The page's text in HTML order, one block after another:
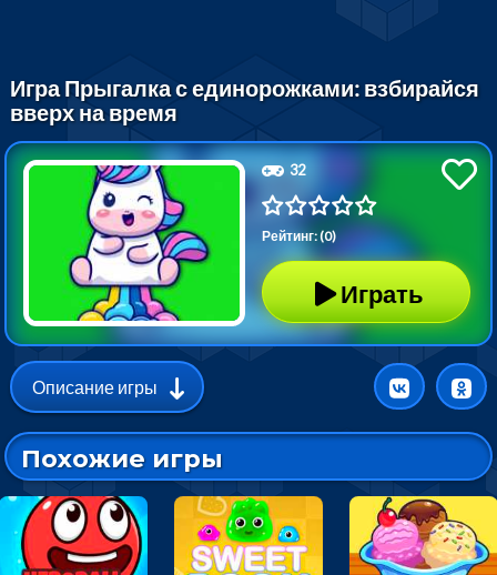
Игра Прыгалка с единорожками: взбирайся
вверх на время
32
Рейтинг: (0)
Играть
Описание игры
Похожие игры